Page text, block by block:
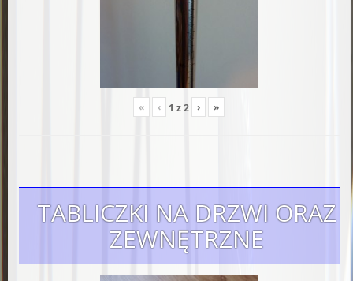
« ‹ 1 z2 › »
TABLICZKI NA DRZWI ORAZ
ZEWNĘTRZNE